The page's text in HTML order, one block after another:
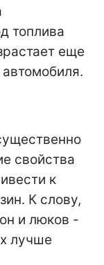
топлива
еще
свойства
к
К слову,
и люков -
лучше